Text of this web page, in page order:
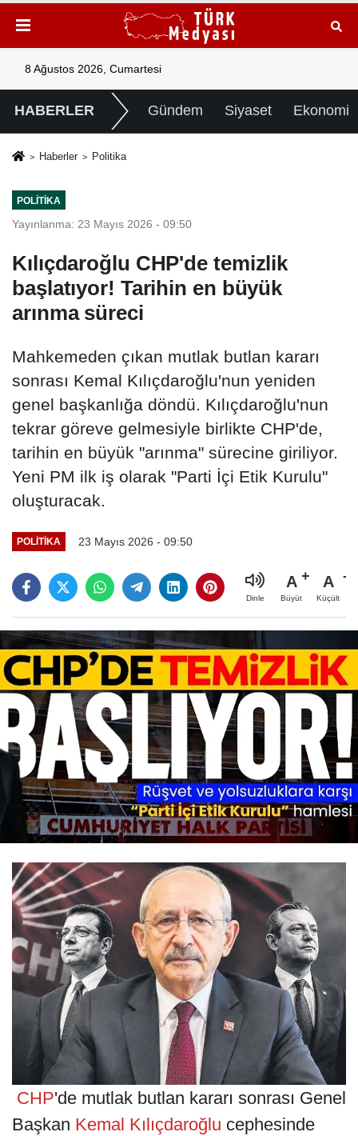
8 Ağustos 2026, Cumartesi
HABERLER Gündem Siyaset Ekonomi
Haberler Politika
POLITIKA
Yayınlanma: 23 Mayıs 2026 - 09:50
Kılıçdaroğlu CHP'de temizlik
başlatıyor! Tarihin en büyük
arınma süreci
Mahkemeden çıkan mutlak butlan kararı
sonrası Kemal Kılıçdaroğlu'nun yeniden
genel başkanlığa döndü. Kılıçdaroğlu'nun
tekrar göreve gelmesiyle birlikte CHP'de,
tarihin en büyük "arınma" sürecine giriliyor.
Yeni PM ilk iş olarak "Parti İçi Etik Kurulu"
oluşturacak.
POLITIKA 23 Mayıs 2026 - 09:50
Dinle
A
Büyüt
A
Küçült
CHP'de mutlak butlan kararı sonrası Genel
Başkan Kemal Kılıçdaroğlu cephesinde